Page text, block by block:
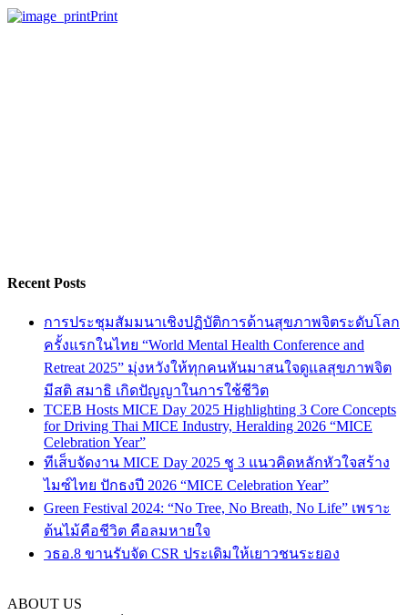
Print
Recent Posts
การประชุมสัมมนาเชิงปฏิบัติการด้านสุขภาพจิตระดับโลก
ครั้งแรกในไทย “World Mental Health Conference and
Retreat 2025” มุ่งหวังให้ทุกคนหันมาสนใจดูแลสุขภาพจิต
มีสติ สมาธิ เกิดปัญญาในการใช้ชีวิต
TCEB Hosts MICE Day 2025 Highlighting 3 Core Concepts
for Driving Thai MICE Industry, Heralding 2026 “MICE
Celebration Year”
ทีเส็บจัดงาน MICE Day 2025 ชู 3 แนวคิดหลักหัวใจสร้าง
ไมซ์ไทย ปักธงปี 2026 “MICE Celebration Year”
Green Festival 2024: “No Tree, No Breath, No Life” เพราะ
ต้นไม้คือชีวิต คือลมหายใจ
วธอ.8 ขานรับจัด CSR ประเดิมให้เยาวชนระยอง
ABOUT US